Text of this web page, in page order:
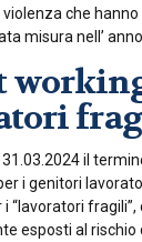
che
misura nell’
il
i genitori
i “lavoratori fragili”,
esposti al rischio